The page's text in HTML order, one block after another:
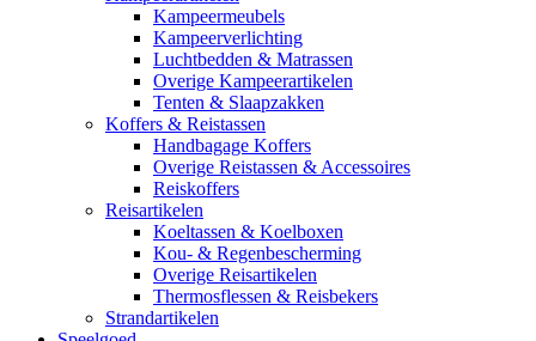
Kampeermeubels
Kampeerverlichting
Luchtbedden & Matrassen
Overige Kampeerartikelen
Tenten & Slaapzakken
Koffers & Reistassen
Handbagage Koffers
Overige Reistassen & Accessoires
Reiskoffers
Reisartikelen
Koeltassen & Koelboxen
Kou- & Regenbescherming
Overige Reisartikelen
Thermosflessen & Reisbekers
Strandartikelen